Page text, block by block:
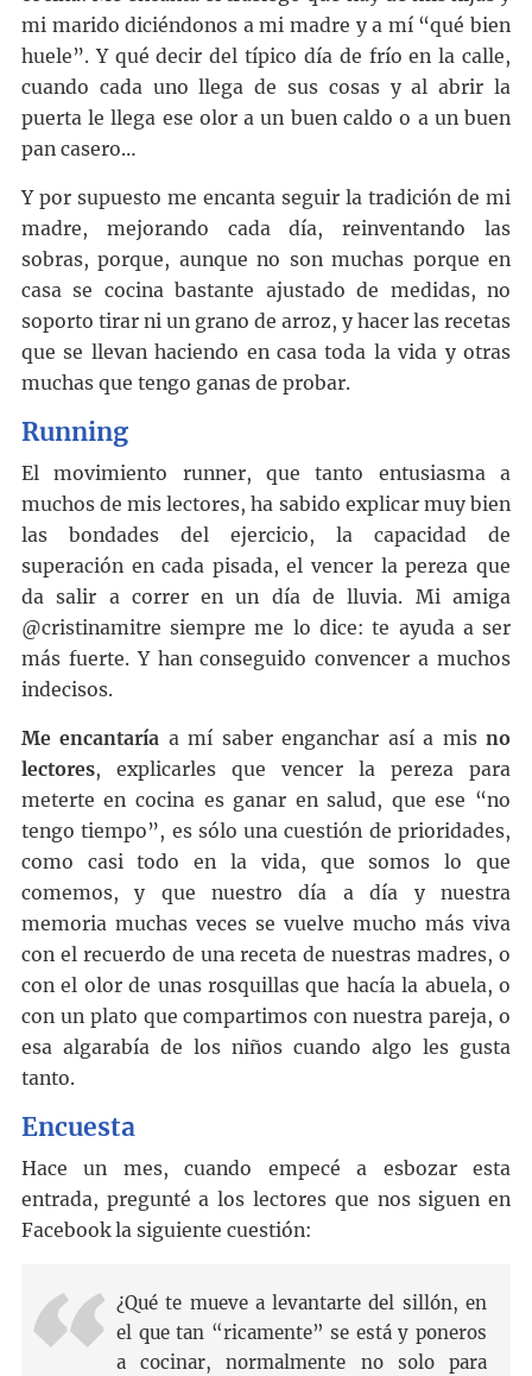
mi marido diciéndonos a mi madre y a mí “qué bien
huele”. Y qué decir del típico día de frío en la calle,
cuando cada uno llega de sus cosas y al abrir la
puerta le llega ese olor a un buen caldo o a un buen
pan casero…
Y por supuesto me encanta seguir la tradición de mi
madre, mejorando cada día, reinventando las
sobras, porque, aunque no son muchas porque en
casa se cocina bastante ajustado de medidas, no
soporto tirar ni un grano de arroz, y hacer las recetas
que se llevan haciendo en casa toda la vida y otras
muchas que tengo ganas de probar.
Running
El movimiento runner, que tanto entusiasma a
muchos de mis lectores, ha sabido explicar muy bien
las bondades del ejercicio, la capacidad de
superación en cada pisada, el vencer la pereza que
da salir a correr en un día de lluvia. Mi amiga
@cristinamitre siempre me lo dice: te ayuda a ser
más fuerte. Y han conseguido convencer a muchos
indecisos.
Me encantaría a mí saber enganchar así a misno
lectores, explicarles que vencer la pereza para
meterte en cocina es ganar en salud, que ese “no
tengo tiempo”, es sólo una cuestión de prioridades,
como casi todo en la vida, que somos lo que
comemos, y que nuestro día a día y nuestra
memoria muchas veces se vuelve mucho más viva
con el recuerdo de una receta de nuestras madres, o
con el olor de unas rosquillas que hacía la abuela, o
con un plato que compartimos con nuestra pareja, o
esa algarabía de los niños cuando algo les gusta
tanto.
Encuesta
Hace un mes, cuando empecé a esbozar esta
entrada, pregunté a los lectores que nos siguen en
Facebook la siguiente cuestión:
¿Qué te mueve a levantarte del sillón, en
el que tan “ricamente” se está y poneros
a cocinar, normalmente no solo para